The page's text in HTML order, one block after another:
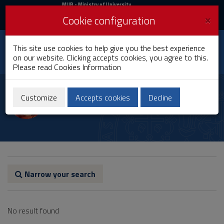
Skip
Content
to
Go
MIUR
Login
MUR- Ministry of University
Login UniCA News
Toggle
navigation
University of
Cagliari
Paola Fadda
Narrow your search
No result found
×
Cookie configuration
This site use cookies to help give you the best experience
on our website. Clicking accepts cookies, you agree to this.
Please read Cookies Information
Customize Accepts cookies Decline